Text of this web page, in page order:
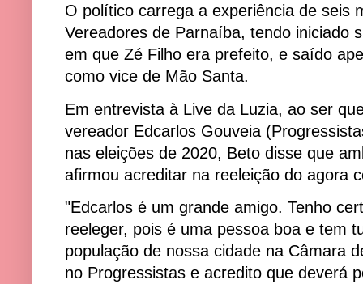
O político carrega a experiência de seis
Vereadores de Parnaíba, tendo iniciado
em que Zé Filho era prefeito, e saído
como vice de Mão Santa.
Em entrevista à Live da Luzia, ao ser
vereador Edcarlos Gouveia
nas eleições de 2020, Beto disse que
afirmou acreditar na reeleição do agora
"Edcarlos é um grande amigo. Tenho
reeleger, pois é uma pessoa boa e tem
população de nossa cidade na Câmara
no Progressistas e acredito que deverá